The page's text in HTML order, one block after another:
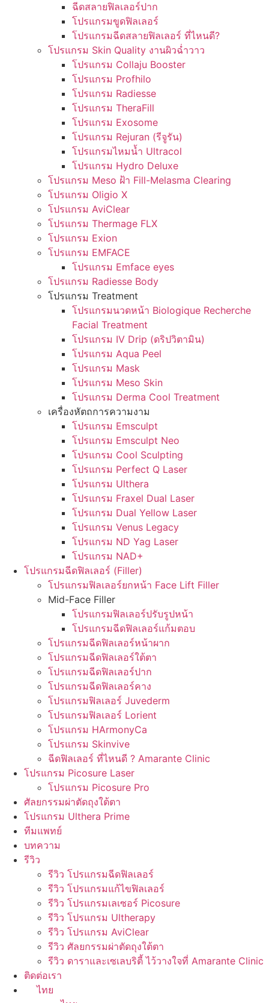
ฉีดสลายฟิลเลอร์ปาก
โปรแกรมขูดฟิลเลอร์
โปรแกรมฉีดสลายฟิลเลอร์ ที่ไหนดี?
โปรแกรม Skin Quality งานผิวฉ่ำวาว
โปรแกรม Collaju Booster
โปรแกรม Profhilo
โปรแกรม Radiesse
โปรแกรม TheraFill
โปรแกรม Exosome
โปรแกรม Rejuran (รีจูรัน)
โปรแกรมไหมน้ำ Ultracol
โปรแกรม Hydro Deluxe
โปรแกรม Meso ฝ้า Fill-Melasma Clearing
โปรแกรม Oligio X
โปรแกรม AviClear
โปรแกรม Thermage FLX
โปรแกรม Exion
โปรแกรม EMFACE
โปรแกรม Emface eyes
โปรแกรม Radiesse Body
โปรแกรม Treatment
โปรแกรมนวดหน้า Biologique Recherche
Facial Treatment
โปรแกรม IV Drip (ดริปวิตามิน)
โปรแกรม Aqua Peel
โปรแกรม Mask
โปรแกรม Meso Skin
โปรแกรม Derma Cool Treatment
เครื่องหัตถการความงาม
โปรแกรม Emsculpt
โปรแกรม Emsculpt Neo
โปรแกรม Cool Sculpting
โปรแกรม Perfect Q Laser
โปรแกรม Ulthera
โปรแกรม Fraxel Dual Laser
โปรแกรม Dual Yellow Laser
โปรแกรม Venus Legacy
โปรแกรม ND Yag Laser
โปรแกรม NAD+
โปรแกรมฉีดฟิลเลอร์ (Filler)
โปรแกรมฟิลเลอร์ยกหน้า Face Lift Filler
Mid-Face Filler
โปรแกรมฟิลเลอร์ปรับรูปหน้า
โปรแกรมฉีดฟิลเลอร์แก้มตอบ
โปรแกรมฉีดฟิลเลอร์หน้าผาก
โปรแกรมฉีดฟิลเลอร์ใต้ตา
โปรแกรมฉีดฟิลเลอร์ปาก
โปรแกรมฉีดฟิลเลอร์คาง
โปรแกรมฟิลเลอร์ Juvederm
โปรแกรมฟิลเลอร์ Lorient
โปรแกรม HArmonyCa
โปรแกรม Skinvive
ฉีดฟิลเลอร์ ที่ไหนดี ? Amarante Clinic
โปรแกรม Picosure Laser
โปรแกรม Picosure Pro
ศัลยกรรมผ่าตัดถุงใต้ตา
โปรแกรม Ulthera Prime
ทีมแพทย์
บทความ
รีวิว
รีวิว โปรแกรมฉีดฟิลเลอร์
รีวิว โปรแกรมแก้ไขฟิลเลอร์
รีวิว โปรแกรมเลเซอร์ Picosure
รีวิว โปรแกรม Ultherapy
รีวิว โปรแกรม AviClear
รีวิว ศัลยกรรมผ่าตัดถุงใต้ตา
รีวิว ดาราและเซเลบริตี้ ไว้วางใจที่ Amarante Clinic
ติดต่อเรา
ไทย